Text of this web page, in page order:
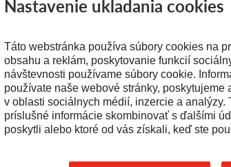
Nastavenie ukladania cookies
Táto webstránka používa súbory cookies na
obsahu a reklám, poskytovanie funkcií
návštevnosti používame súbory cookie.
používate naše webové stránky, poskytujeme
v oblasti sociálnych médií, inzercie a analýzy.
príslušné informácie skombinovať s ďalšími
poskytli alebo ktoré od vás získali, keď ste